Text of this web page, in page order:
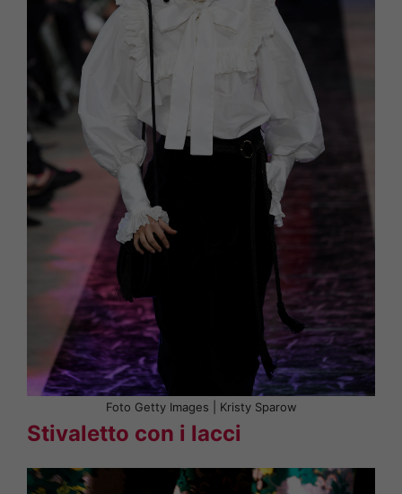
Foto Getty Images | Kristy Sparow
Stivaletto con i lacci